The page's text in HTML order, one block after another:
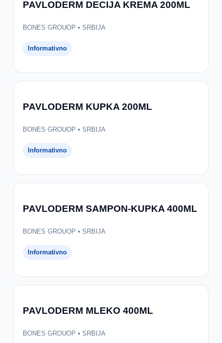
PAVLODERM DECIJA KREMA 200ML
BONES GROUOP • SRBIJA
Informativno
PAVLODERM KUPKA 200ML
BONES GROUOP • SRBIJA
Informativno
PAVLODERM SAMPON-KUPKA 400ML
BONES GROUOP • SRBIJA
Informativno
PAVLODERM MLEKO 400ML
BONES GROUOP • SRBIJA